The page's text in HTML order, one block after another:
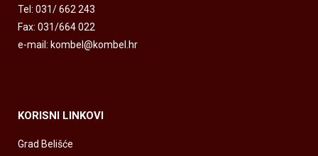
Tel: 031/ 662 243
Fax: 031/664 022
e-mail: kombel@kombel.hr
KORISNI LINKOVI
Grad Belišće